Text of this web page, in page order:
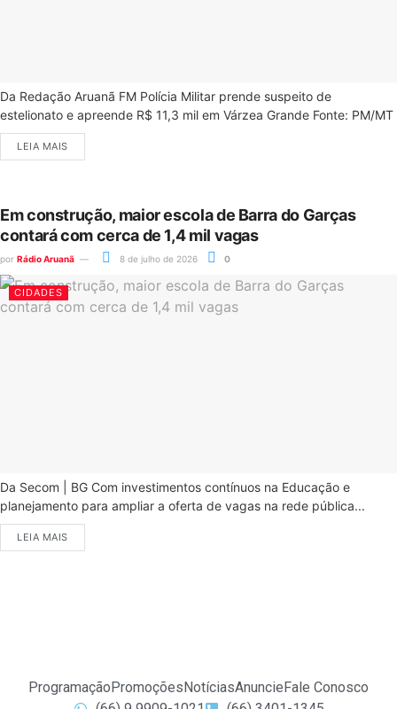
Da Redação Aruanã FM Polícia Militar prende suspeito de
estelionato e apreende R$ 11,3 mil em Várzea Grande Fonte: PM/MT
LEIA MAIS
Em construção, maior escola de Barra do Garças
contará com cerca de 1,4 mil vagas
por Rádio Aruanã 8 de julho de 2026 0
CIDADES
Da Secom | BG Com investimentos contínuos na Educação e
planejamento para ampliar a oferta de vagas na rede pública...
LEIA MAIS
Programação Promoções NotíciasAnuncie Fale Conosco